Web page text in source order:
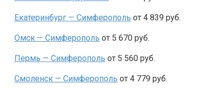
Екатеринбург — Симферополь от 4 839 руб.
Омск — Симферополь от 5 670 руб.
Пермь — Симферополь от 5 560 руб.
Смоленск — Симферополь от 4 779 руб.